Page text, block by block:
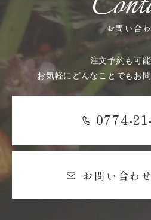
お問い合
注文予約も可能
お気軽にどんなことでもお
0774-
お問い合わ